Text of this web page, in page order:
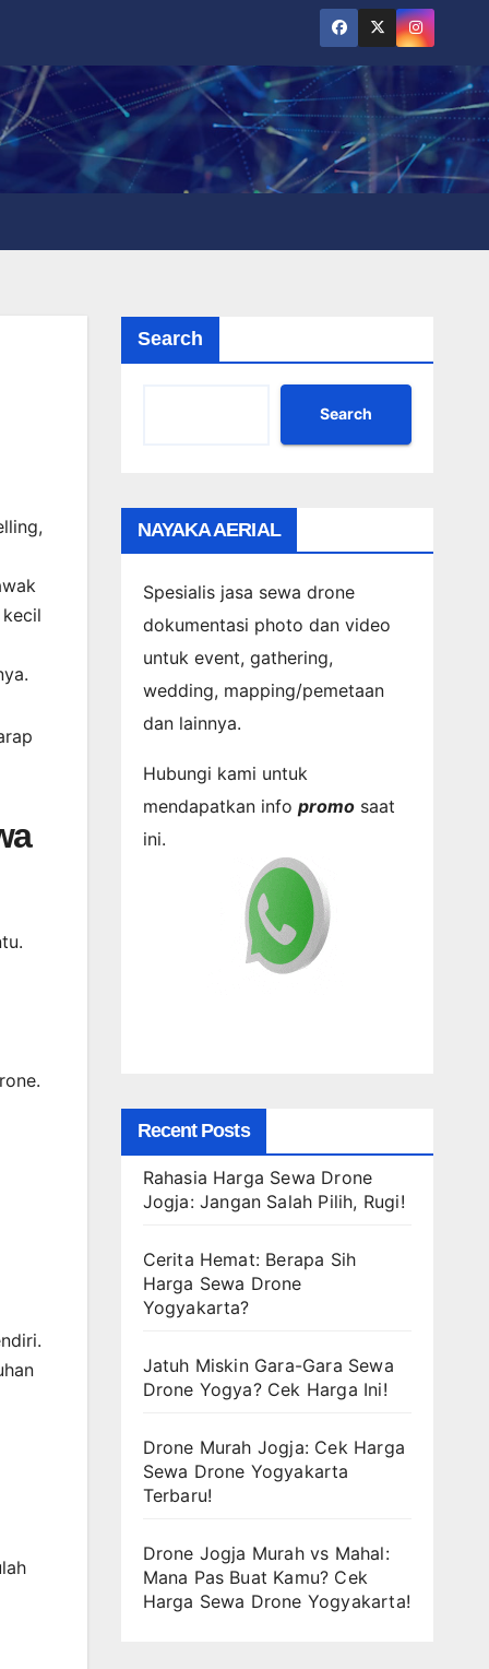
Search
Search
NAYAKA AERIAL
Spesialis jasa sewa drone
dokumentasi photo dan video
untuk event, gathering,
wedding, mapping/pemetaan
dan lainnya.
Hubungi kami untuk
mendapatkan info promosaat
ini.
Recent Posts
Rahasia Harga Sewa Drone
Jogja: Jangan Salah Pilih, Rugi!
Cerita Hemat: Berapa Sih
Harga Sewa Drone
Yogyakarta?
Jatuh Miskin Gara-Gara Sewa
Drone Yogya? Cek Harga Ini!
Drone Murah Jogja: Cek Harga
Sewa Drone Yogyakarta
Terbaru!
Drone Jogja Murah vs Mahal:
Mana Pas Buat Kamu? Cek
Harga Sewa Drone Yogyakarta!